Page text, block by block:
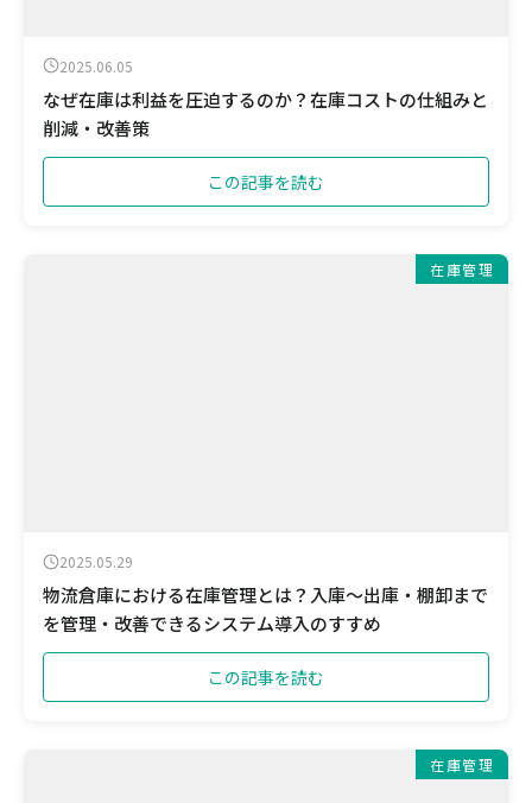
2025.06.05
なぜ在庫は利益を圧迫するのか？在庫コストの仕組みと
削減・改善策
この記事を読む
在庫管理
2025.05.29
物流倉庫における在庫管理とは？入庫〜出庫・棚卸まで
を管理・改善できるシステム導入のすすめ
この記事を読む
在庫管理